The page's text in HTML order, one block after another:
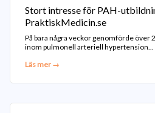
Stort intresse för PAH-
PraktiskMedicin.se
På bara några veckor genomförde över
inom pulmonell arteriell hypertension...
Läs mer →